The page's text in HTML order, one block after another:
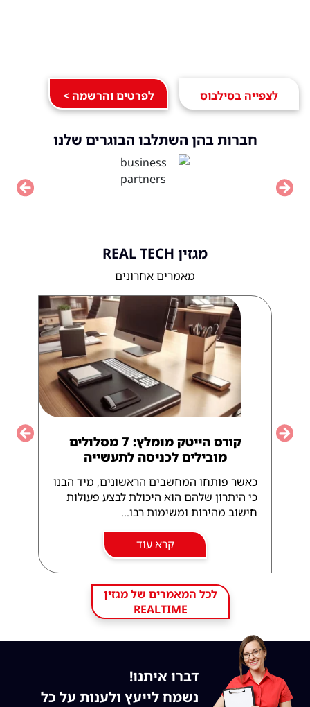
לצפייה בסילבוס לפרטים והרשמה >
חברות בהן השתלבו הבוגרים שלנו
Next
מגזין REAL TECH
מאמרים אחרונים
קורס הייטק מומלץ: 7 מסלולים
מובילים לכניסה לתעשייה
כאשר פותחו המחשבים הראשונים, מיד הבנו
כי היתרון שלהם הוא היכולת לבצע פעולות
חישוב מהירות ומשימות רבו...
קרא עוד
Next
לכל המאמרים של מגזין
REALTIME
דברו איתנו!
נשמח לייעץ ולענות על כל